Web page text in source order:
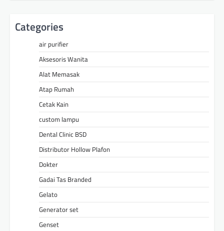
Categories
air purifier
Aksesoris Wanita
Alat Memasak
Atap Rumah
Cetak Kain
custom lampu
Dental Clinic BSD
Distributor Hollow Plafon
Dokter
Gadai Tas Branded
Gelato
Generator set
Genset